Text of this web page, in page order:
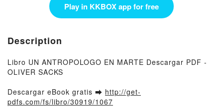
Play in KKBOX app for free
Description
Libro UN ANTROPOLOGO EN MARTE Descargar PDF -
OLIVER SACKS
Descargar eBook gratis ➡ http://get-
pdfs.com/fs/libro/30919/1067